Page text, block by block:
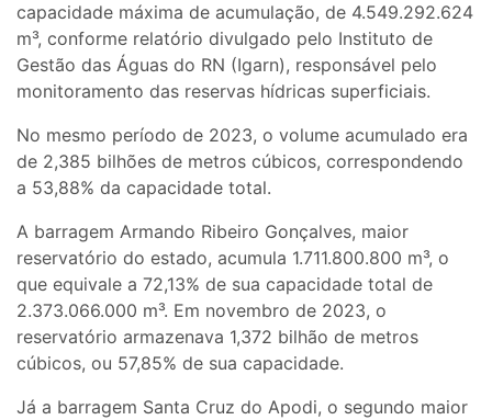
capacidade máxima de acumulação, de 4.549.292.624
m³, conforme relatório divulgado pelo Instituto de
Gestão das Águas do RN (Igarn), responsável pelo
monitoramento das reservas hídricas superficiais.
No mesmo período de 2023, o volume acumulado era
de 2,385 bilhões de metros cúbicos, correspondendo
a 53,88% da capacidade total.
A barragem Armando Ribeiro Gonçalves, maior
reservatório do estado, acumula 1.711.800.800 m³, o
que equivale a 72,13% de sua capacidade total de
2.373.066.000 m³. Em novembro de 2023, o
reservatório armazenava 1,372 bilhão de metros
cúbicos, ou 57,85% de sua capacidade.
Já a barragem Santa Cruz do Apodi, o segundo maior